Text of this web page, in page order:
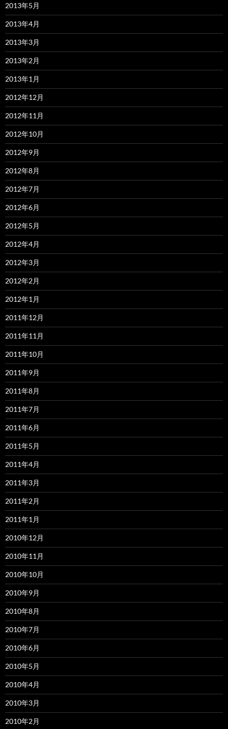
2013年5月
2013年4月
2013年3月
2013年2月
2013年1月
2012年12月
2012年11月
2012年10月
2012年9月
2012年8月
2012年7月
2012年6月
2012年5月
2012年4月
2012年3月
2012年2月
2012年1月
2011年12月
2011年11月
2011年10月
2011年9月
2011年8月
2011年7月
2011年6月
2011年5月
2011年4月
2011年3月
2011年2月
2011年1月
2010年12月
2010年11月
2010年10月
2010年9月
2010年8月
2010年7月
2010年6月
2010年5月
2010年4月
2010年3月
2010年2月